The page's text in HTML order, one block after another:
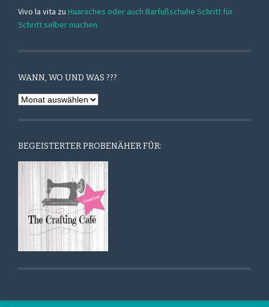
Vivo la vita zu Huaraches oder auch Barfußschuhe Schritt für
Schritt selber machen
WANN, WO UND WAS ???
Wann,
???
BEGEISTERTER PROBENÄHER FÜR: